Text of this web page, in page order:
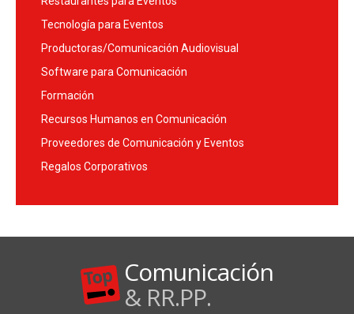
Tecnología para Eventos
Productoras/Comunicación Audiovisual
Software para Comunicación
Formación
Recursos Humanos en Comunicación
Proveedores de Comunicación y Eventos
Regalos Corporativos
Comunicación
& RR.PP.